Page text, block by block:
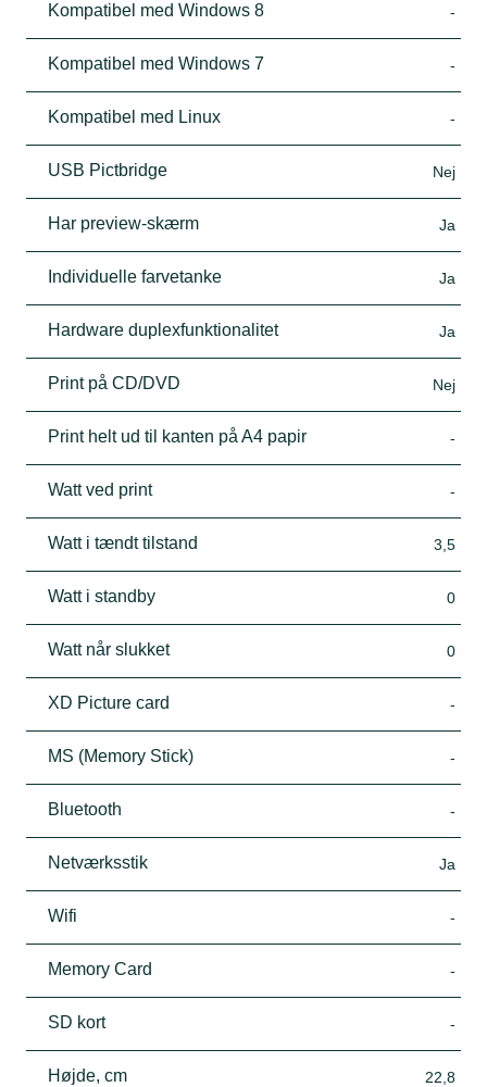
Kompatibel med Windows 8 -
Kompatibel med Windows 7 -
Kompatibel med Linux -
USB Pictbridge Nej
Har preview-skærm Ja
Individuelle farvetanke Ja
Hardware duplexfunktionalitet Ja
Print på CD/DVD Nej
Print helt ud til kanten på A4 papir -
Watt ved print -
Watt i tændt tilstand 3,5
Watt i standby 0
Watt når slukket 0
XD Picture card -
MS (Memory Stick) -
Bluetooth -
Netværksstik Ja
Wifi -
Memory Card -
SD kort -
Højde, cm 22,8